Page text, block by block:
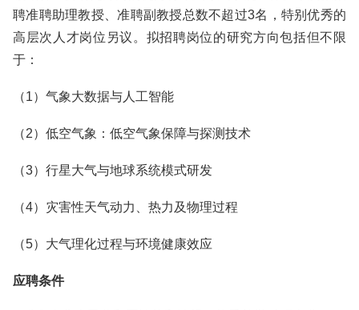
聘准聘助理教授、准聘副教授总数不超过3名，特别优秀的
高层次人才岗位另议。拟招聘岗位的研究方向包括但不限
于：
（1）气象大数据与人工智能
（2）低空气象：低空气象保障与探测技术
（3）行星大气与地球系统模式研发
（4）灾害性天气动力、热力及物理过程
（5）大气理化过程与环境健康效应
应聘条件